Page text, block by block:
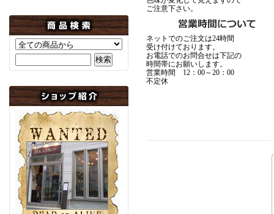
ご注意下さい。
ネットでのご注文は24時間
受け付けております。
お電話でのお問合せは下記の
時間帯にお願いします。
営業時間 12：00～20：00
不定休